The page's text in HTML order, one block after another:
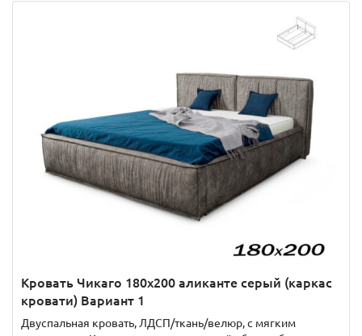
Кровать Чикаго 180х200 аликанте серый (каркас
кровати) Вариант 1
Двуспальная кровать, ЛДСП/ткань/велюр, с мягким